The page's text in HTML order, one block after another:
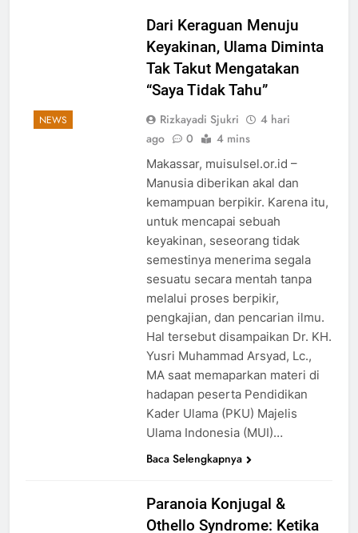
NEWS
Dari Keraguan Menuju
Keyakinan, Ulama Diminta
Tak Takut Mengatakan
“Saya Tidak Tahu”
Rizkayadi Sjukri
4 hari
ago
0 4 mins
Makassar, muisulsel.or.id –
Manusia diberikan akal dan
kemampuan berpikir. Karena itu,
untuk mencapai sebuah
keyakinan, seseorang tidak
semestinya menerima segala
sesuatu secara mentah tanpa
melalui proses berpikir,
pengkajian, dan pencarian ilmu.
Hal tersebut disampaikan Dr. KH.
Yusri Muhammad Arsyad, Lc.,
MA saat memaparkan materi di
hadapan peserta Pendidikan
Kader Ulama (PKU) Majelis
Ulama Indonesia (MUI)…
Baca Selengkapnya
Paranoia Konjugal &
Othello Syndrome: Ketika